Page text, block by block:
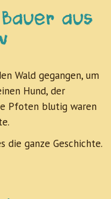
aus
Wald gegangen, um
Hund, der
Pfoten blutig waren
ganze Geschichte.